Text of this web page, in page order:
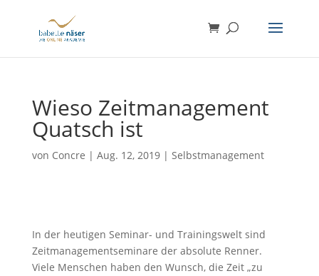
Wieso Zeitmanagement
Quatsch ist
von Concre | Aug. 12, 2019| Selbstmanagement
In der heutigen Seminar- und Trainingswelt sind
Zeitmanagementseminare der absolute Renner.
Viele Menschen haben den Wunsch, die Zeit „zu